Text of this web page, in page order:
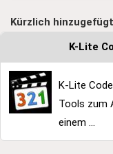
Kürzlich
K-Lite
K-Lite
Tools zum
einem ...